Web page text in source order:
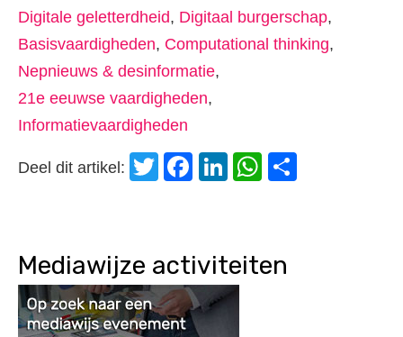
Digitale geletterdheid, Digitaal burgerschap,
Basisvaardigheden, Computational thinking,
Nepnieuws & desinformatie,
21e eeuwse vaardigheden,
Informatievaardigheden
Deel dit artikel: Twitter
Facebook
LinkedIn
WhatsApp
Mediawijze activiteiten